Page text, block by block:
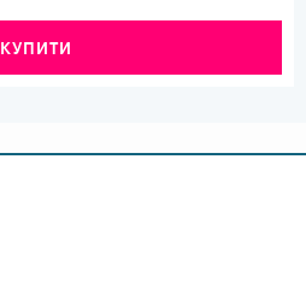
КУПИТИ